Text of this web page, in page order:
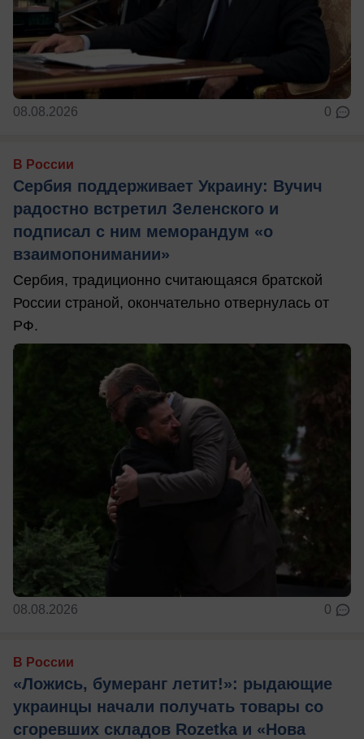
08.08.2026 0
В России
Сербия поддерживает Украину: Вучич
радостно встретил Зеленского и
подписал с ним меморандум «о
взаимопонимании»
Сербия, традиционно считающаяся братской
России страной, окончательно отвернулась от
РФ.
08.08.2026 0
В России
«Ложись, бумеранг летит!»: рыдающие
украинцы начали получать товары со
сгоревших складов Rozetka и «Нова